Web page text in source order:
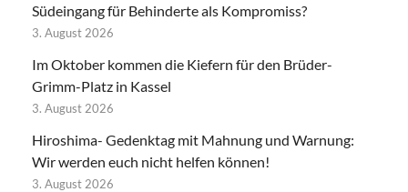
Südeingang für Behinderte als Kompromiss?
3. August 2026
Im Oktober kommen die Kiefern für den Brüder-
Grimm-Platz in Kassel
3. August 2026
Hiroshima- Gedenktag mit Mahnung und Warnung:
Wir werden euch nicht helfen können!
3. August 2026